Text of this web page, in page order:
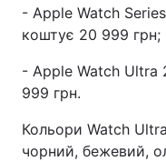
- Apple Watch
коштує 20 999 грн;
- Apple Watch Ultra
999 грн.
Кольори Watch
чорний, бежевий,